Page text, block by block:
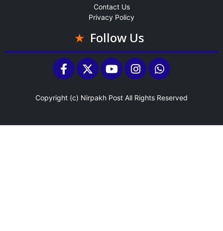
Contact Us
Privacy Policy
Follow Us
Copyright (c) Nirpakh Post All Rights Reserved